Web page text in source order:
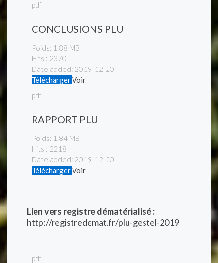
pdf
CONCLUSIONS PLU
Poids: 1.88 MB
Hits : 2370
Date added: 2019-12-20
TéléchargerVoir
pdf
RAPPORT PLU
Poids: 1.84 MB
Hits : 2218
Date added: 2019-12-20
TéléchargerVoir
Lien vers registre dématérialisé :
http://registredemat.fr/plu-gestel-2019
pdf